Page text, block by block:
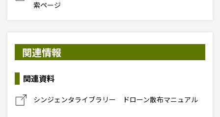
索ページ
関連情報
関連資料
シンジェンタライブラリー ドローン散布マニュアル